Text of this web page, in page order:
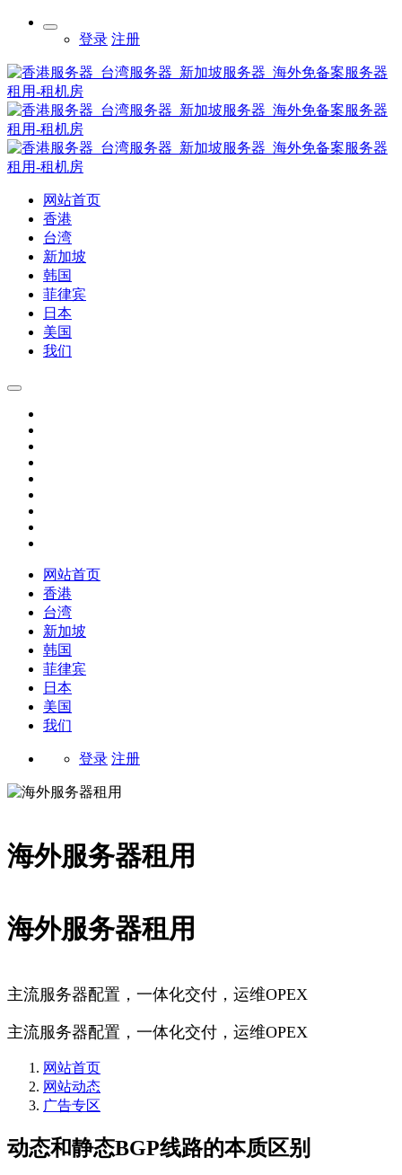
登录 注册
网站首页
香港
台湾
新加坡
韩国
菲律宾
日本
美国
我们
网站首页
香港
台湾
新加坡
韩国
菲律宾
日本
美国
我们
登录 注册
海外服务器租用
海外服务器租用
主流服务器配置，一体化交付，运维OPEX
主流服务器配置，一体化交付，运维OPEX
网站首页
网站动态
广告专区
动态和静态BGP线路的本质区别